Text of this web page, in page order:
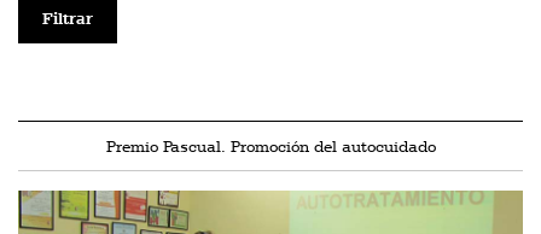
Premio Pascual. Promoción del autocuidado